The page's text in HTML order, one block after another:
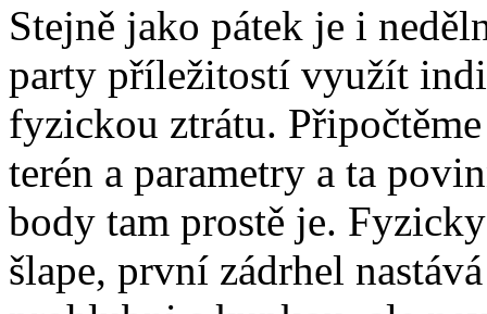
Stejně jako pátek je i
party příležitostí využít
fyzickou ztrátu.
terén a parametry a ta
body tam prostě je.
šlape, první zádrhel